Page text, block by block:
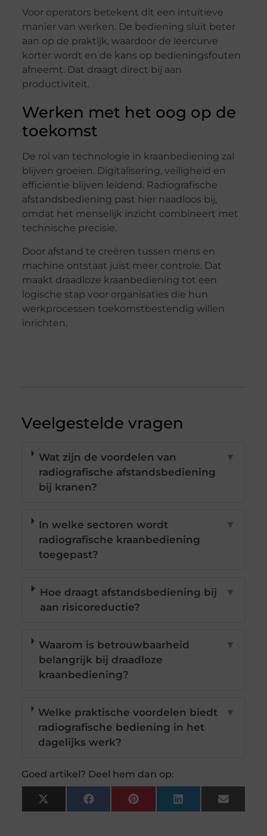
Voor operators betekent dit een intuïtieve
manier van werken. De bediening sluit beter
aan op de praktijk, waardoor de leercurve
korter wordt en de kans op bedieningsfouten
afneemt. Dat draagt direct bij aan
productiviteit.
Werken met het oog op de
toekomst
De rol van technologie in kraanbediening zal
blijven groeien. Digitalisering, veiligheid en
efficiëntie blijven leidend. Radiografische
afstandsbediening past hier naadloos bij,
omdat het menselijk inzicht combineert met
technische precisie.
Door afstand te creëren tussen mens en
machine ontstaat juist meer controle. Dat
maakt draadloze kraanbediening tot een
logische stap voor organisaties die hun
werkprocessen toekomstbestendig willen
inrichten.
Veelgestelde vragen
Wat zijn de voordelen van
radiografische afstandsbediening
bij kranen?
▼
In welke sectoren wordt
radiografische kraanbediening
toegepast?
▼
Hoe draagt afstandsbediening bij
aan risicoreductie?
▼
Waarom is betrouwbaarheid
belangrijk bij draadloze
kraanbediening?
▼
Welke praktische voordelen biedt
radiografische bediening in het
dagelijks werk?
▼
Goed artikel? Deel hem dan op:
X
(Twitter)
FacebookPinterestLinkedInEmail